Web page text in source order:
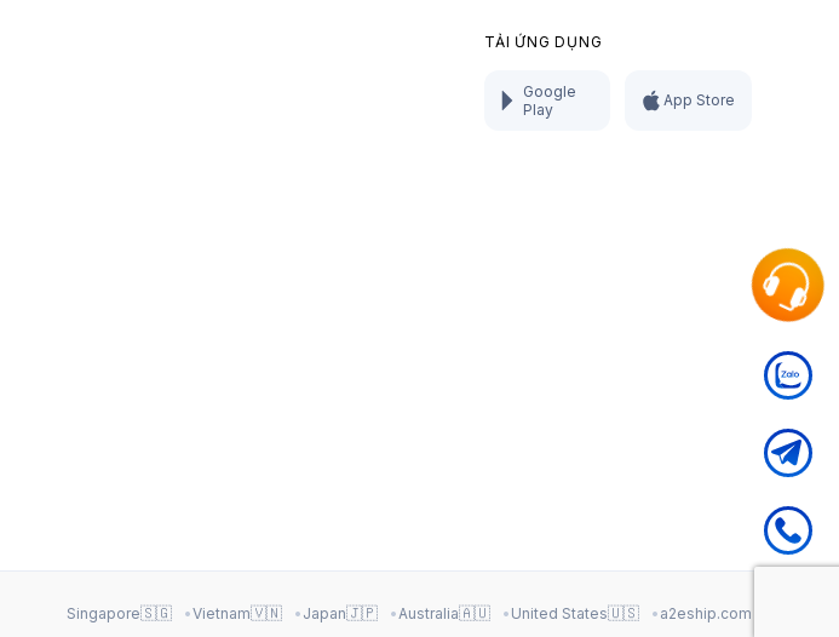
TẢI ỨNG DỤNG
Google
Play
App Store
Singapore🇸🇬 Vietnam🇻🇳 Japan🇯🇵 Australia🇦🇺 United States🇺🇸 a2eship.com